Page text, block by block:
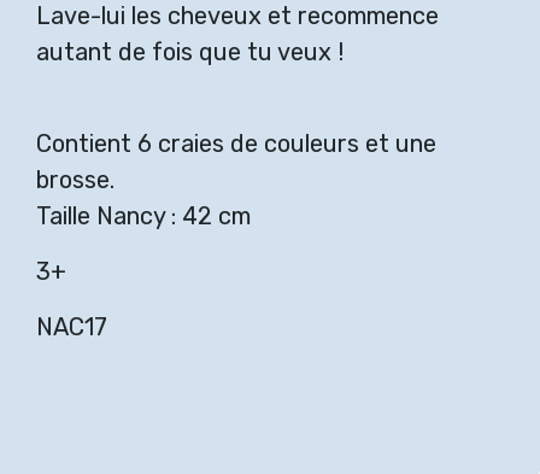
Lave-lui les cheveux et recommence
autant de fois que tu veux !
Contient 6 craies de couleurs et une
brosse.
Taille Nancy : 42 cm
3+
NAC17